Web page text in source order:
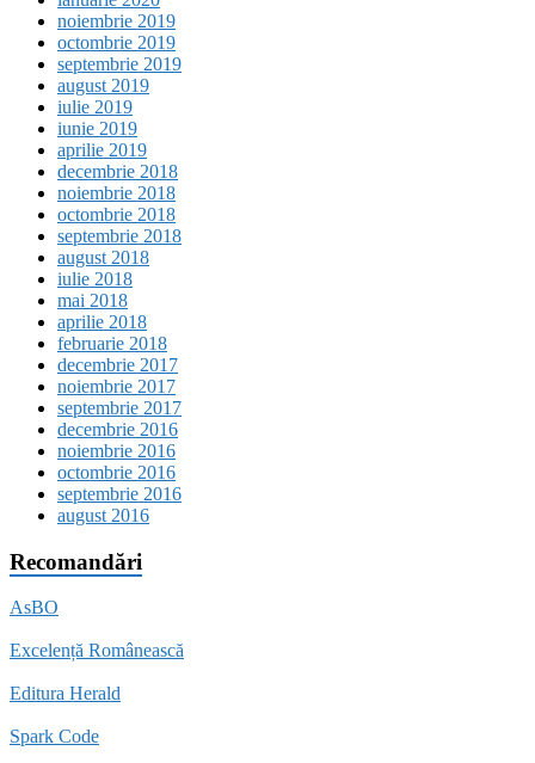
noiembrie 2019
octombrie 2019
septembrie 2019
august 2019
iulie 2019
iunie 2019
aprilie 2019
decembrie 2018
noiembrie 2018
octombrie 2018
septembrie 2018
august 2018
iulie 2018
mai 2018
aprilie 2018
februarie 2018
decembrie 2017
noiembrie 2017
septembrie 2017
decembrie 2016
noiembrie 2016
octombrie 2016
septembrie 2016
august 2016
Recomandări
AsBO
Excelență Românească
Editura Herald
Spark Code